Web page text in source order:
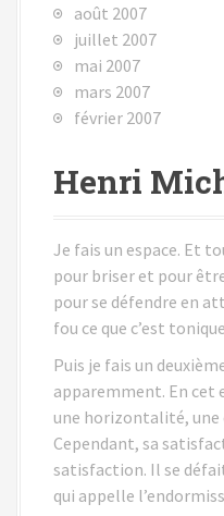
août 2007
juillet 2007
mai 2007
mars 2007
février 2007
Henri
Je fais un espace. Et
pour briser et pour
pour se défendre en
fou ce que c’est
Puis je fais un
apparemment. En cet
une horizontalité,
Cependant, sa
satisfaction. Il se
qui appelle